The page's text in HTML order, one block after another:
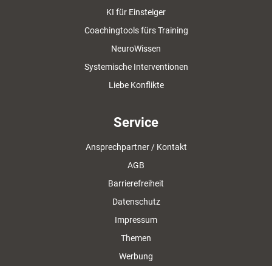
KI für Einsteiger
Coachingtools fürs Training
NeuroWissen
Systemische Interventionen
Liebe Konflikte
Service
Ansprechpartner / Kontakt
AGB
Barrierefreiheit
Datenschutz
Impressum
Themen
Werbung